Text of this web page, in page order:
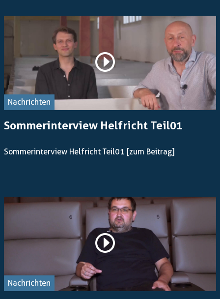
Nachrichten
Sommerinterview Helfricht Teil01
Sommerinterview Helfricht Teil01 [zum Beitrag]
Nachrichten